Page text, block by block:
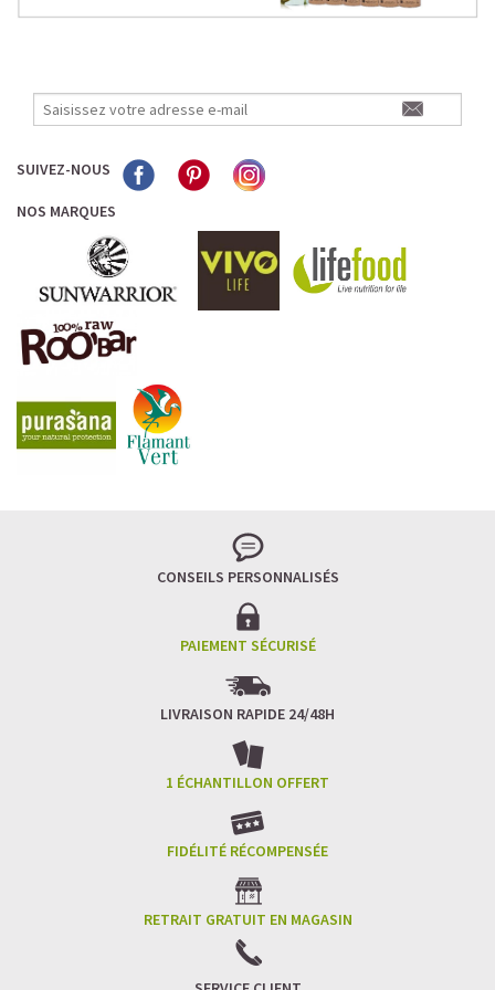
L’ALLIANCE PARFAITE ENTRE PLAISIR ET
PERFORMANCE
Quand le chocolat rencontre le café…
Cacao pur, café expresso et lait végétal fusionnent dans
une boisson veloutée et énergisante.
Une vraie caresse chocolatée, riche en protéines, léger
pour ne jamais peser.
journées avec goût et équilibre.
Mocha Glacé Protéiné
SUIVEZ-NOUS
NOS MARQUES
CONSEILS PERSONNALISÉS
PAIEMENT SÉCURISÉ
LIVRAISON RAPIDE 24/48H
1 ÉCHANTILLON OFFERT
FIDÉLITÉ RÉCOMPENSÉE
RETRAIT GRATUIT EN MAGASIN